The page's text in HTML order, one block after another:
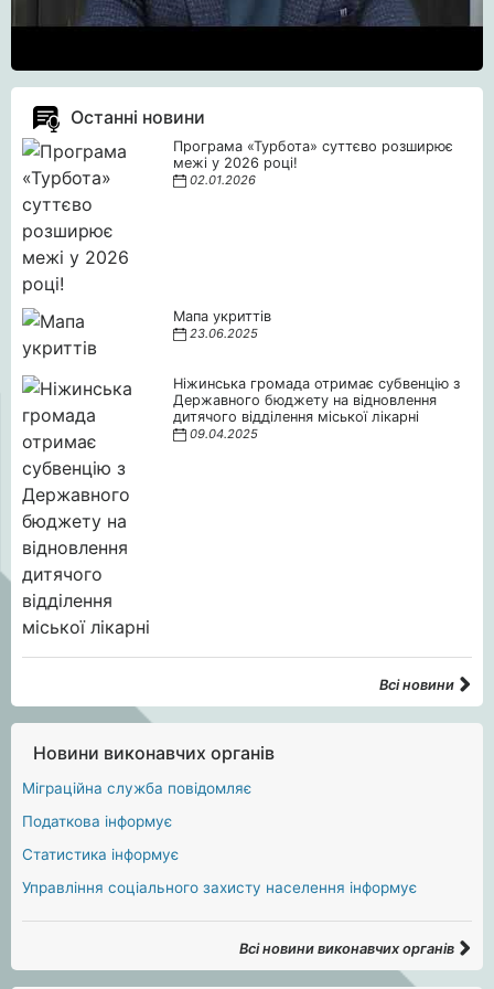
Останні новини
Програма «Турбота» суттєво розширює
межі у 2026 році!
02.01.2026
Мапа укриттів
23.06.2025
Ніжинська громада отримає субвенцію з
Державного бюджету на відновлення
дитячого відділення міської лікарні
09.04.2025
Всі новини
Новини виконавчих органів
Міграційна служба повідомляє
Податкова інформує
Статистика інформує
Управління соціального захисту населення інформує
Всі новини виконавчих органів